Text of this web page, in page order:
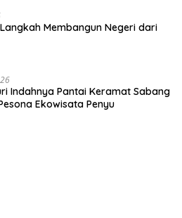
Membangun Negeri dari
Indahnya Pantai Keramat Sabang
Ekowisata Penyu